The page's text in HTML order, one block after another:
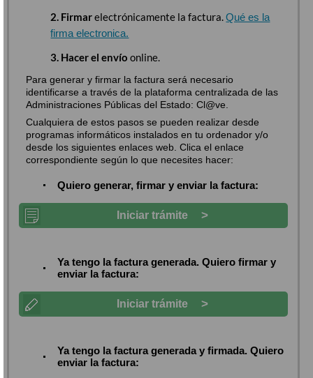
2. Firmarelectrónicamente la factura.Qué es la
firma electronica.
3. Hacer el envío online.
Para generar y firmar la factura será necesario
identificarse a través de la plataforma centralizada de las
Administraciones Públicas del Estado: Cl@ve.
Cualquiera de estos pasos se pueden realizar desde
programas informáticos instalados en tu ordenador y/o
desde los siguientes enlaces web. Clica el enlace
correspondiente según lo que necesites hacer:
Quiero generar, firmar y enviar la factura:
Iniciar trámite >
Ya tengo la factura generada.Quiero firmar y
enviar la factura:
Iniciar trámite >
Ya tengo la factura generada y firmada.Quiero
enviar la factura: